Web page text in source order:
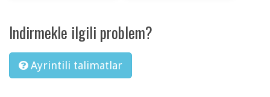
Indirmekle ilgili problem?
Ayrintili talimatlar